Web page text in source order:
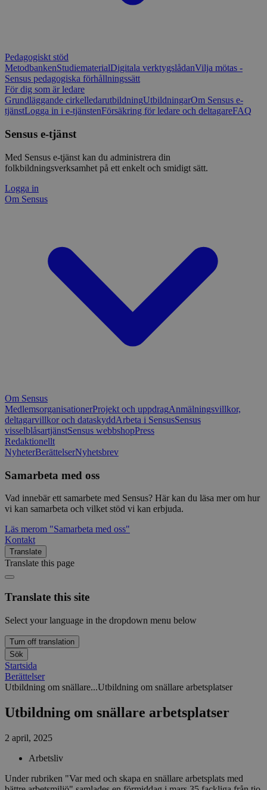
Pedagogiskt stöd
MetodbankenStudiematerialDigitala verktygslådanVilja mötas -
Sensus pedagogiska förhållningssätt
För dig som är ledare
Grundläggande cirkelledarutbildningUtbildningarOm Sensus e-
tjänstLogga in i e-tjänstenFörsäkring för ledare och deltagareFAQ
Sensus e-tjänst
Med Sensus e-tjänst kan du administrera din
folkbildningsverksamhet på ett enkelt och smidigt sätt.
Logga in
Om Sensus
Om Sensus
MedlemsorganisationerProjekt och uppdragAnmälningsvillkor,
deltagarvillkor och dataskyddArbeta i SensusSensus
visselblåsartjänstSensus webbshopPress
Redaktionellt
NyheterBerättelserNyhetsbrev
Samarbeta med oss
Vad innebär ett samarbete med Sensus? Här kan du läsa mer om hur
vi kan samarbeta och vilket stöd vi kan erbjuda.
Läs merom "Samarbeta med oss"
Kontakt
Translate
Translate this page
Translate this site
Select your language in the dropdown menu below
Turn off translation
Sök
Startsida
Berättelser
Utbildning om snällare...Utbildning om snällare arbetsplatser
Utbildning om snällare arbetsplatser
2 april, 2025
Arbetsliv
Under rubriken "Var med och skapa en snällare arbetsplats med